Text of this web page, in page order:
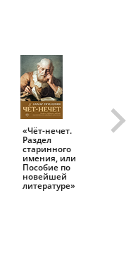
«Чёт-нечет.
Раздел
старинного
имения, или
Пособие по
новейшей
литературе»